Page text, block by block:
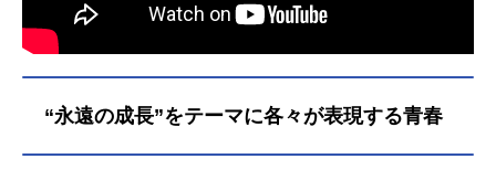
“永遠の成長”をテーマに各々が表現する青春